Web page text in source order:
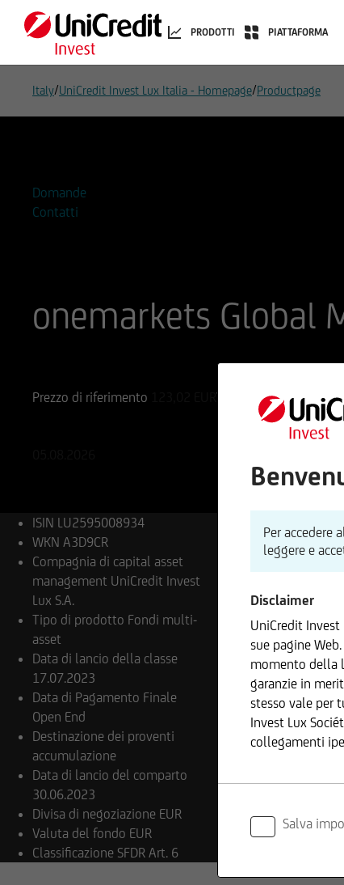
PRODOTTI PIATTAFORMA
Italy/UniCredit Invest Lux Italia - Homepage/Productpage
Domande
Contatti
onemarkets Global
Prezzo di riferimento
Variazione %
+0,20%+0,25
ISIN LU2595008934
WKN A3D9CR
Compagnia di capital asset
management UniCredit Invest
Lux S.A.
Tipo di prodotto Fondi multi-
asset
Data di lancio della classe
17.07.2023
Data di Pagamento Finale
Open End
Destinazione dei proventi
accumulazione
Data di lancio del comparto
30.06.2023
Divisa di negoziazione EUR
Valuta del fondo EUR
Classificazione SFDR Art. 6
Per accedere
leggere e
Disclaimer
UniCredit
sue pagine
momento della
garanzie in
stesso vale per
Invest Lux
collegamenti
Inoltre,
informazioni
Salva